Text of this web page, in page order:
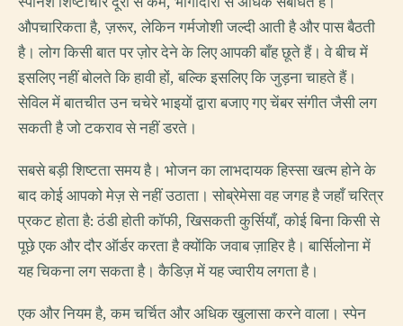
औपचारिकता है, ज़रूर, लेकिन गर्मजोशी जल्दी आती है और पास बैठती
है। लोग किसी बात पर ज़ोर देने के लिए आपकी बाँह छूते हैं। वे बीच में
इसलिए नहीं बोलते कि हावी हों, बल्कि इसलिए कि जुड़ना चाहते हैं।
सेविल में बातचीत उन चचेरे भाइयों द्वारा बजाए गए चेंबर संगीत जैसी लग
सकती है जो टकराव से नहीं डरते।
सबसे बड़ी शिष्टता समय है। भोजन का लाभदायक हिस्सा खत्म होने के
बाद कोई आपको मेज़ से नहीं उठाता। सोब्रेमेसा वह जगह है जहाँ चरित्र
प्रकट होता है: ठंडी होती कॉफी, खिसकती कुर्सियाँ, कोई बिना किसी से
पूछे एक और दौर ऑर्डर करता है क्योंकि जवाब ज़ाहिर है। बार्सिलोना में
यह चिकना लग सकता है। कैडिज़ में यह ज्वारीय लगता है।
एक और नियम है, कम चर्चित और अधिक खुलासा करने वाला। स्पेन